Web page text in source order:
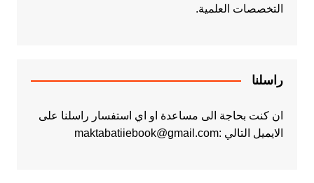
التخصصات العلمية.
راسلنا
ان كنت بحاجة الى مساعدة او اي استفسار راسلنا على
الايميل التالي :maktabatiiebook@gmail.com